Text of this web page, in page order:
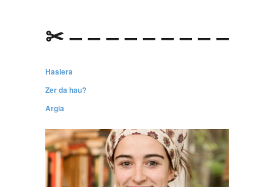
✂ – – – – – – – – –
Hasiera
Zer da hau?
Argia